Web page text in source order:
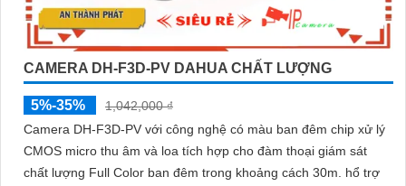
CAMERA DH-F3D-PV DAHUA CHẤT LƯỢNG
5%-35%
1,042,000 ₫
Camera DH-F3D-PV với công nghệ có màu ban đêm chip xử lý
CMOS micro thu âm và loa tích hợp cho đàm thoại giám sát
chất lượng Full Color ban đêm trong khoảng cách 30m. hổ trợ